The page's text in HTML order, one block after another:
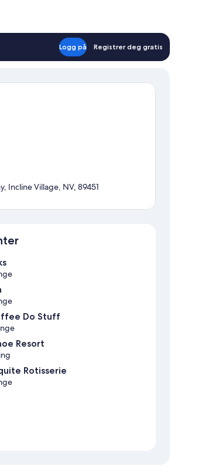
Logg på Registrer deg gratis
Incline Village, NV, 89451
Do Stuff
Resort
Rotisserie